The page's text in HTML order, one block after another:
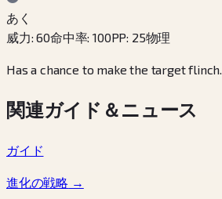
あく
威力:60命中率:100PP: 25物理
Has a chance to make the target flinch.
関連ガイド＆ニュース
ガイド
進化の戦略 →